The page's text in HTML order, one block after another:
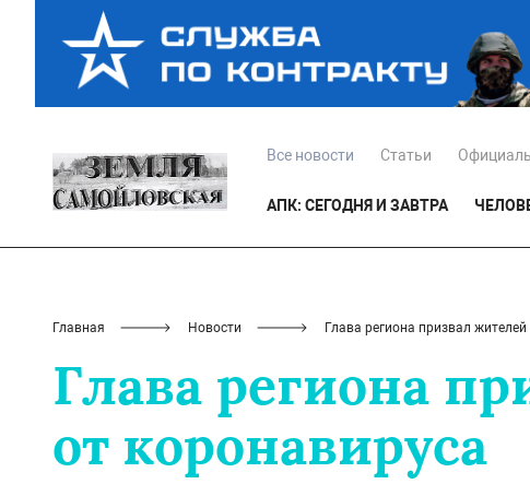
Все новости Статьи
АПК: СЕГОДНЯ И ЗАВТРА
Главная Новости Глава региона призвал
Глава региона
от коронавируса